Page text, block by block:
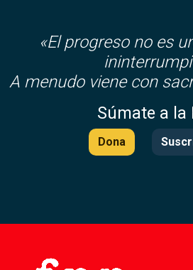
«El progreso no es
A menudo viene con
Súmate a la
Dona